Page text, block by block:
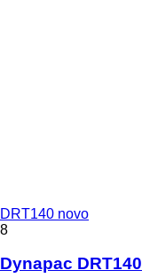
DRT140 novo
8
Dynapac DRT140